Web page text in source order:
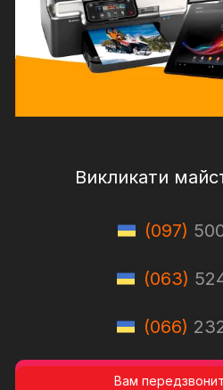
Викликати
(097)
(063)
(066)
Вам